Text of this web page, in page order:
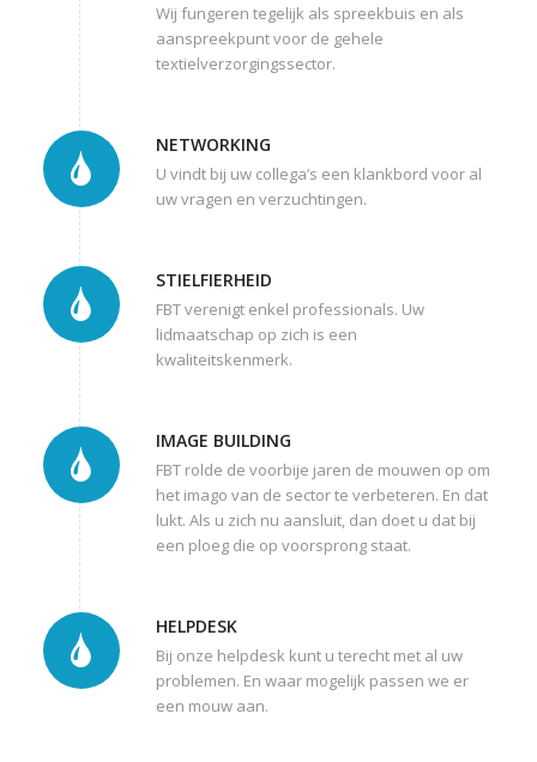
Wij fungeren tegelijk als spreekbuis en als
aanspreekpunt voor de gehele
textielverzorgingssector.
NETWORKING
U vindt bij uw collega’s een klankbord voor al
uw vragen en verzuchtingen.
STIELFIERHEID
FBT verenigt enkel professionals. Uw
lidmaatschap op zich is een
kwaliteitskenmerk.
IMAGE BUILDING
FBT rolde de voorbije jaren de mouwen op om
het imago van de sector te verbeteren. En dat
lukt. Als u zich nu aansluit, dan doet u dat bij
een ploeg die op voorsprong staat.
HELPDESK
Bij onze helpdesk kunt u terecht met al uw
problemen. En waar mogelijk passen we er
een mouw aan.